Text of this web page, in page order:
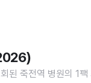
된 죽전역 병원의 1